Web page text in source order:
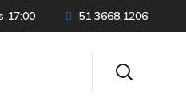
17:00 51 3668.1206